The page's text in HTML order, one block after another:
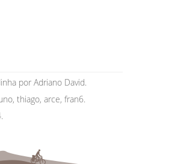
por Adriano David.
thiago, arce, fran6.